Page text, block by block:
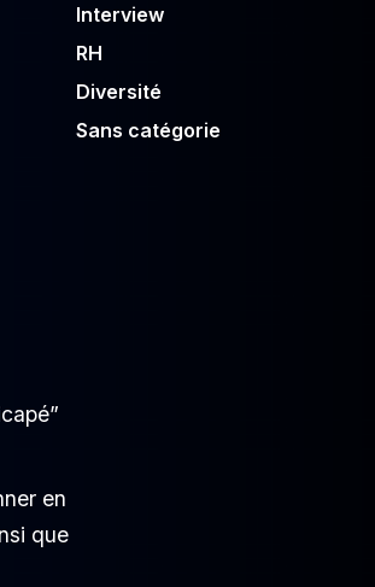
en
que
Interview
RH
Diversité
Sans catégorie